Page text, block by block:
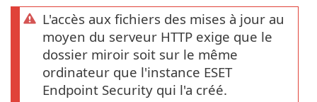
L'accès aux fichiers des mises à jour au
moyen du serveur HTTP exige que le
dossier miroir soit sur le même
ordinateur que l'instance ESET
Endpoint Security qui l'a créé.